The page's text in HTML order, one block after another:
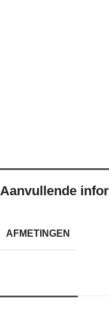
Aanvullende
AFMETINGEN